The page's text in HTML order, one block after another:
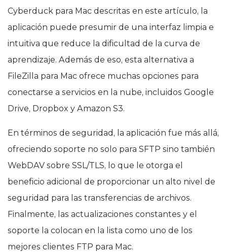
Cyberduck para Mac descritas en este artículo, la
aplicación puede presumir de una interfaz limpia e
intuitiva que reduce la dificultad de la curva de
aprendizaje. Además de eso, esta alternativa a
FileZilla para Mac ofrece muchas opciones para
conectarse a servicios en la nube, incluidos Google
Drive, Dropbox y Amazon S3.
En términos de seguridad, la aplicación fue más allá,
ofreciendo soporte no solo para SFTP sino también
WebDAV sobre SSL/TLS, lo que le otorga el
beneficio adicional de proporcionar un alto nivel de
seguridad para las transferencias de archivos.
Finalmente, las actualizaciones constantes y el
soporte la colocan en la lista como uno de los
mejores clientes FTP para Mac.